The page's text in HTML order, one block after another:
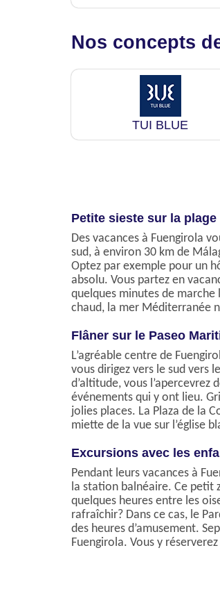
Nos concepts
TUI BLUE
Petite sieste sur la
Des vacances à Fuengirola
sud, à environ 30 km de
Optez par exemple pour un
absolu. Vous partez en
quelques minutes de marche
chaud, la mer Méditerranée
Flâner sur le Paseo
L’agréable centre de
vous dirigez vers le sud vers
d’altitude, vous
événements qui y ont lieu.
jolies places. La Plaza de la
miette de la vue sur l’église
Excursions avec les
Pendant leurs vacances à
la station balnéaire. Ce petit
quelques heures entre les
rafraîchir? Dans ce cas, le
des heures d’amusement.
Fuengirola. Vous y